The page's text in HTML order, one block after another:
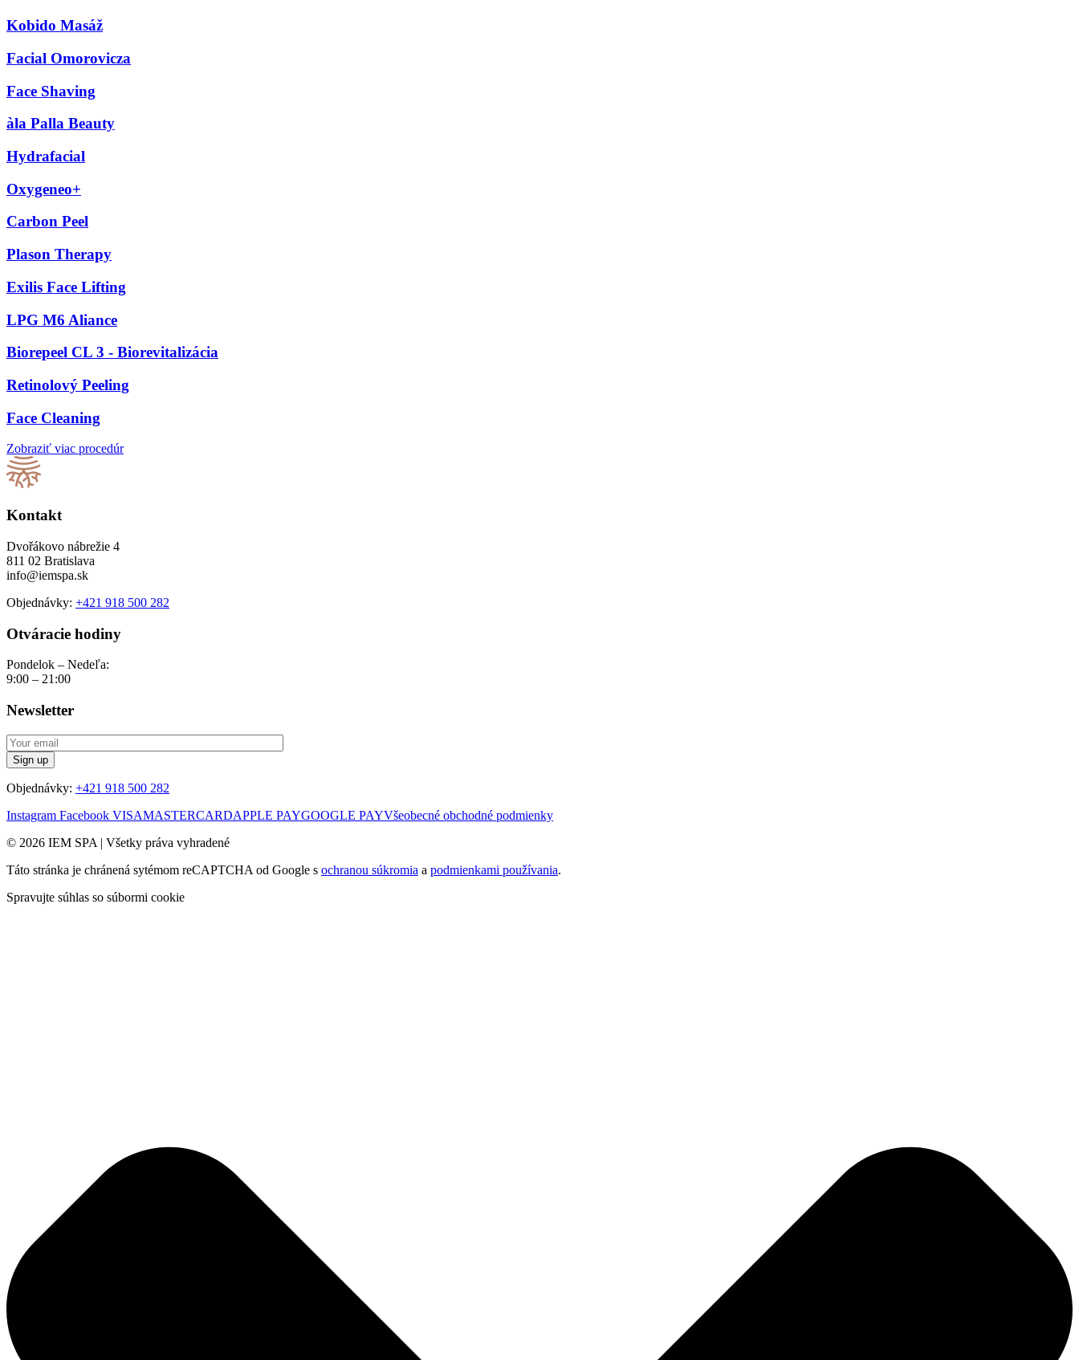
Kobido Masáž
Facial Omorovicza
Face Shaving
àla Palla Beauty
Hydrafacial
Oxygeneo+
Carbon Peel
Plason Therapy
Exilis Face Lifting
LPG M6 Aliance
Biorepeel CL 3 - Biorevitalizácia
Retinolový Peeling
Face Cleaning
Zobraziť viac procedúr
Kontakt
Dvořákovo nábrežie 4
811 02 Bratislava
info@iemspa.sk
Objednávky: +421 918 500 282
Otváracie hodiny
Pondelok – Nedeľa:
9:00 – 21:00
Newsletter
Objednávky: +421 918 500 282
Instagram Facebook VISAMASTERCARDAPPLE PAYGOOGLE PAYVšeobecné obchodné podmienky
© 2026 IEM SPA | Všetky práva vyhradené
Táto stránka je chránená sytémom reCAPTCHA od Google s ochranou súkromia a podmienkami používania.
Spravujte súhlas so súbormi cookie